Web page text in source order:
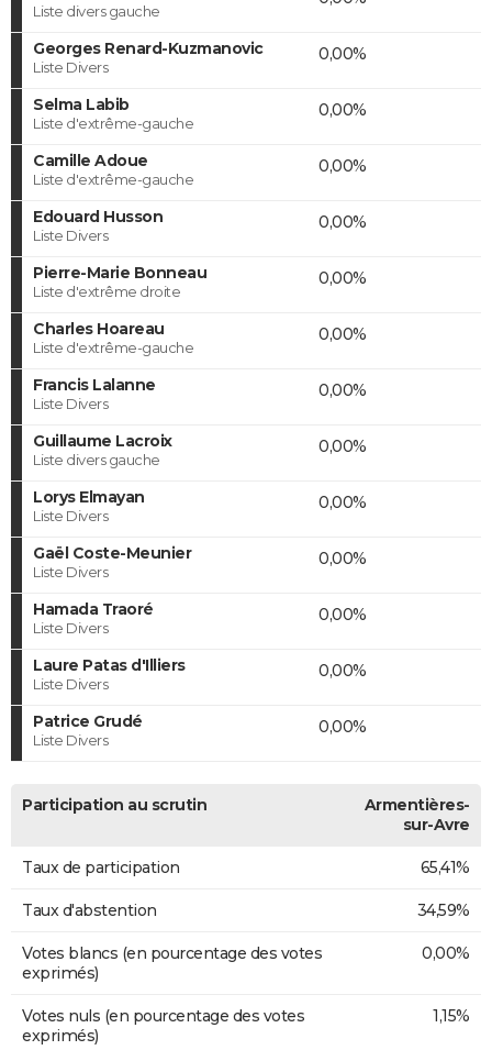
Liste divers gauche
Georges Renard-Kuzmanovic
Liste Divers
0,00%
Selma Labib
Liste d'extrême-gauche
0,00%
Camille Adoue
Liste d'extrême-gauche
0,00%
Edouard Husson
Liste Divers
0,00%
Pierre-Marie Bonneau
Liste d'extrême droite
0,00%
Charles Hoareau
Liste d'extrême-gauche
0,00%
Francis Lalanne
Liste Divers
0,00%
Guillaume Lacroix
Liste divers gauche
0,00%
Lorys Elmayan
Liste Divers
0,00%
Gaël Coste-Meunier
Liste Divers
0,00%
Hamada Traoré
Liste Divers
0,00%
Laure Patas d'Illiers
Liste Divers
0,00%
Patrice Grudé
Liste Divers
0,00%
Participation au scrutin
Armentières-
sur-Avre
Taux de participation 65,41%
Taux d'abstention 34,59%
Votes blancs (en pourcentage des votes
exprimés)
0,00%
Votes nuls (en pourcentage des votes
exprimés)
1,15%